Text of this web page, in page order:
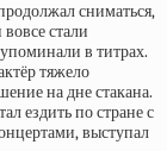
сниматься,
стали
в титрах.
тяжело
на дне стакана.
ездить по стране с
выступал